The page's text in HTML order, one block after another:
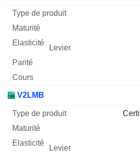
V2LMB